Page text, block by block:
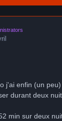
j'ai enfin (un
durant deux
min sur deux